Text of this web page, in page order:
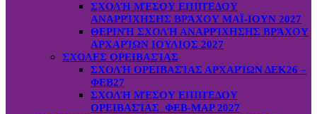
ΣΧΟΛΉ ΜΈΣΟΥ ΕΠΙΠΈΔΟΥ
ΑΝΑΡΡΊΧΗΣΗΣ ΒΡΆΧΟΥ ΜΑΪ-ΙΟΥΝ 2027
ΘΕΡΙΝΉ ΣΧΟΛΉ ΑΝΑΡΡΊΧΗΣΗΣ ΒΡΆΧΟΥ
ΑΡΧΑΡΊΩΝ ΙΟΥΛΙΟΣ 2027
ΣΧΟΛΕΣ ΟΡΕΙΒΑΣΊΑΣ
ΣΧΟΛΉ ΟΡΕΙΒΑΣΊΑΣ ΑΡΧΑΡΊΩΝ ΔΕΚ26 –
ΦΕΒ27
ΣΧΟΛΉ ΜΈΣΟΥ ΕΠΙΠΈΔΟΥ
ΟΡΕΙΒΑΣΊΑΣ ΦΕΒ-ΜΑΡ 2027